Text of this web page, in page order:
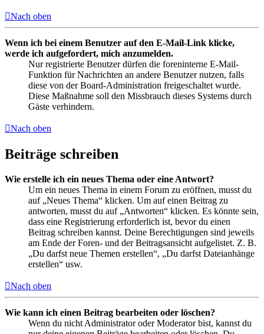
Nach oben
Wenn ich bei einem Benutzer auf den E-Mail-Link klicke,
werde ich aufgefordert, mich anzumelden.
Nur registrierte Benutzer dürfen die foreninterne E-Mail-
Funktion für Nachrichten an andere Benutzer nutzen, falls
diese von der Board-Administration freigeschaltet wurde.
Diese Maßnahme soll den Missbrauch dieses Systems durch
Gäste verhindern.
Nach oben
Beiträge schreiben
Wie erstelle ich ein neues Thema oder eine Antwort?
Um ein neues Thema in einem Forum zu eröffnen, musst du
auf „Neues Thema“ klicken. Um auf einen Beitrag zu
antworten, musst du auf „Antworten“ klicken. Es könnte sein,
dass eine Registrierung erforderlich ist, bevor du einen
Beitrag schreiben kannst. Deine Berechtigungen sind jeweils
am Ende der Foren- und der Beitragsansicht aufgelistet. Z. B.
„Du darfst neue Themen erstellen“, „Du darfst Dateianhänge
erstellen“ usw.
Nach oben
Wie kann ich einen Beitrag bearbeiten oder löschen?
Wenn du nicht Administrator oder Moderator bist, kannst du